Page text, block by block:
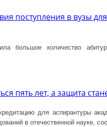
поступления в вузы
большое количество
пять лет, а защита
для аспирантуры
в отечественной науке,